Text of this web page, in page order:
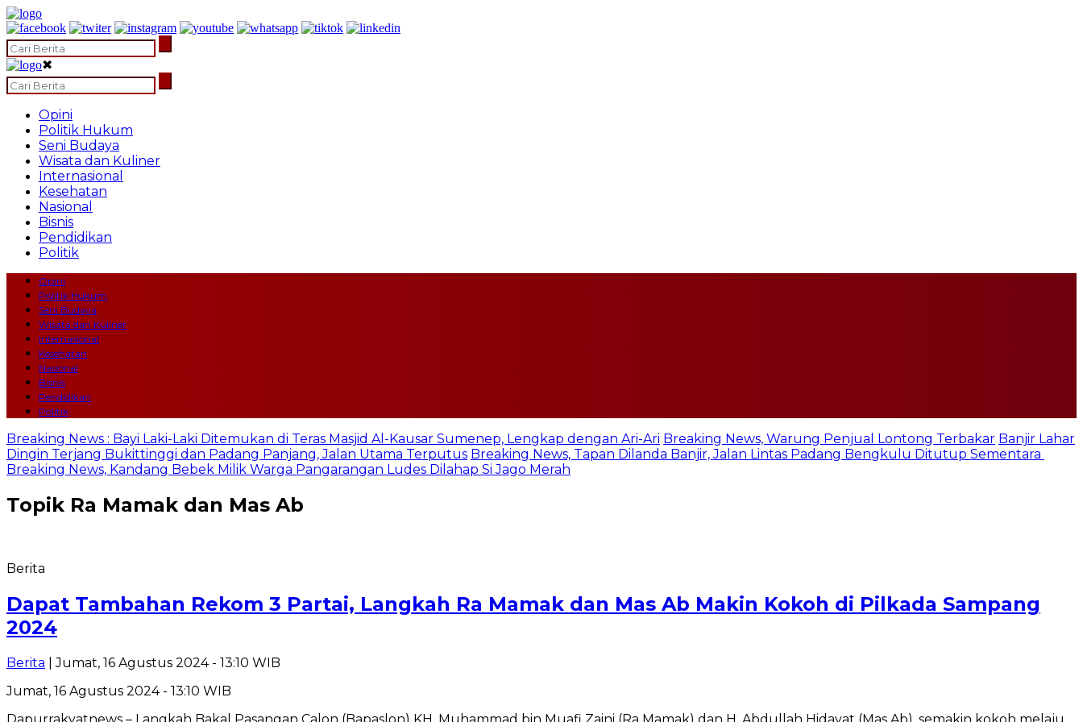
✖
Opini
Politik Hukum
Seni Budaya
Wisata dan Kuliner
Internasional
Kesehatan
Nasional
Bisnis
Pendidikan
Politik
Opini
Politik Hukum
Seni Budaya
Wisata dan Kuliner
Internasional
Kesehatan
Nasional
Bisnis
Pendidikan
Politik
Breaking News : Bayi Laki-Laki Ditemukan di Teras Masjid Al-Kausar Sumenep, Lengkap dengan Ari-Ari Breaking News, Warung Penjual Lontong Terbakar Banjir Lahar
Dingin Terjang Bukittinggi dan Padang Panjang, Jalan Utama Terputus Breaking News, Tapan Dilanda Banjir, Jalan Lintas Padang Bengkulu Ditutup Sementara
Breaking News, Kandang Bebek Milik Warga Pangarangan Ludes Dilahap Si Jago Merah
Topik Ra Mamak dan Mas Ab
Berita
Dapat Tambahan Rekom 3 Partai, Langkah Ra Mamak dan Mas Ab Makin Kokoh di Pilkada Sampang
2024
Berita | Jumat, 16 Agustus 2024 - 13:10 WIB
Jumat, 16 Agustus 2024 - 13:10 WIB
Dapurrakyatnews – Langkah Bakal Pasangan Calon (Bapaslon) KH. Muhammad bin Muafi Zaini (Ra Mamak) dan H. Abdullah Hidayat (Mas Ab), semakin kokoh melaju